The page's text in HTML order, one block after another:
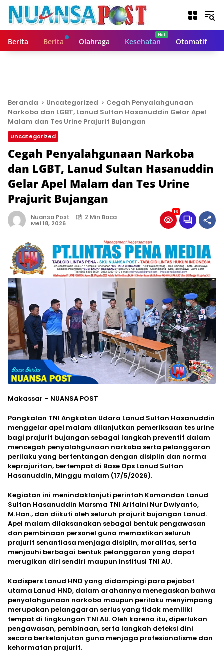
Berita Berita Olahraga Kesehatan Otomatif
Beranda Uncategorized
Cegah Penyalahgunaan
Narkoba dan LGBT, Lanud Sultan Hasanuddin Gelar Apel
Malam dan Tes Urine Prajurit Bujangan
Uncategorized
Cegah Penyalahgunaan Narkoba
dan LGBT, Lanud Sultan Hasanuddin
Gelar Apel Malam dan Tes Urine
Prajurit Bujangan
Nuansa Post 2 Min Baca
Mei 18, 2026
16
Makassar – NUANSA POST
Pangkalan TNI Angkatan Udara Lanud Sultan Hasanuddin
menggelar apel malam dilanjutkan pemeriksaan tes urine
bagi prajurit bujangan sebagai langkah preventif dalam
mencegah penyalahgunaan narkoba serta pelanggaran
perilaku yang bertentangan dengan disiplin dan norma
keprajuritan, bertempat di Base Ops Lanud Sultan
Hasanuddin, Minggu malam (17/5/2026).
Kegiatan ini menindaklanjuti perintah Komandan Lanud
Sultan Hasanuddin Marsma TNI Arifaini Nur Dwiyanto,
M.Han., dan diikuti oleh seluruh prajurit bujangan Lanud.
Apel malam dilaksanakan sebagai bentuk pengawasan
dan pembinaan personel guna memastikan seluruh
prajurit senantiasa menjaga disiplin, moralitas, serta
menjauhi berbagai bentuk pelanggaran yang dapat
merugikan diri sendiri maupun institusi TNI AU.
Kadispers Lanud HND yang didampingi para pejabat
utama Lanud HND, dalam arahannya menegaskan bahwa
penyalahgunaan narkoba maupun perilaku menyimpang
merupakan pelanggaran serius yang tidak memiliki
tempat di lingkungan TNI AU. Oleh karena itu, diperlukan
pengawasan, pembinaan, serta langkah deteksi dini
secara berkelanjutan guna menjaga profesionalisme dan
kehormatan prajurit.